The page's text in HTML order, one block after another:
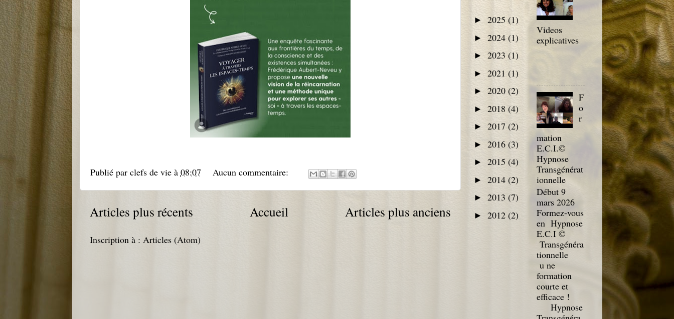
Publié par clefs de vie à 08:07 Aucun commentaire:
Articles plus récents Articles plus anciens
Accueil
Inscription à : Articles (Atom)
► 2025 (1)
► 2024 (1)
► 2023 (1)
► 2021 (1)
► 2020 (2)
► 2018 (4)
► 2017 (2)
► 2016 (3)
► 2015 (4)
► 2014 (2)
► 2013 (7)
► 2012 (2)
Videos
explicatives
F
o
r
mation
E.C.I.©
Hypnose
Transgénérat
ionnelle
Début 9
mars 2026
Formez-vous
en Hypnose
E.C.I ©
Transgénéra
tionnelle
u ne
formation
courte et
efficace !
Hypnose